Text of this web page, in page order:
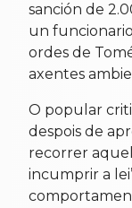
sanción de
un
ordes de
axentes
O popular
despois de
recorrer
incumprir a